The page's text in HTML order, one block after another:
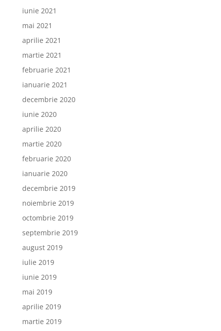
iunie 2021
mai 2021
aprilie 2021
martie 2021
februarie 2021
ianuarie 2021
decembrie 2020
iunie 2020
aprilie 2020
martie 2020
februarie 2020
ianuarie 2020
decembrie 2019
noiembrie 2019
octombrie 2019
septembrie 2019
august 2019
iulie 2019
iunie 2019
mai 2019
aprilie 2019
martie 2019